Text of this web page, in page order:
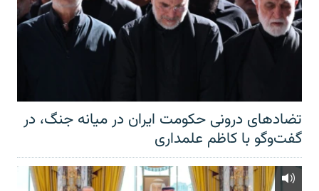
تضادهای درونی حکومت ایران در میانه جنگ، در
گفت‌‌وگو با کاظم علمداری